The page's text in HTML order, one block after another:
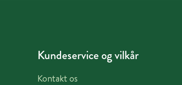
Kundeservice og vilkår
Kontakt os